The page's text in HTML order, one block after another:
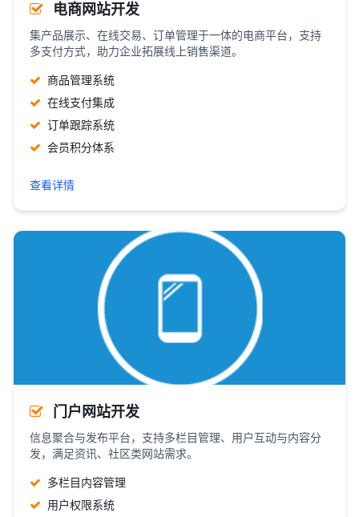
电商网站开发
集产品展示、在线交易、订单管理于一体的电商平台，支持
多支付方式，助力企业拓展线上销售渠道。
商品管理系统
在线支付集成
订单跟踪系统
会员积分体系
查看详情
门户网站开发
信息聚合与发布平台，支持多栏目管理、用户互动与内容分
发，满足资讯、社区类网站需求。
多栏目内容管理
用户权限系统